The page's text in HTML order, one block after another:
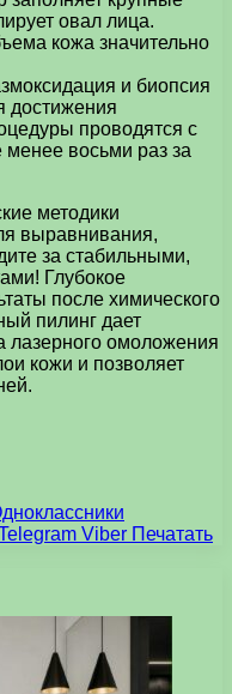
овал лица.
кожа значительно
и биопсия
достижения
проводятся с
восьми раз за
методики
выравнивания,
за стабильными,
Глубокое
после химического
пилинг дает
лазерного омоложения
кожи и позволяет
Viber Печатать